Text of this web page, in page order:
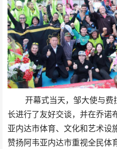
开幕式当天，邹大使与费
长进行了友好交谈，并在乔诺
亚内达市体育、文化和艺术设
赞扬阿韦亚内达市重视全民体